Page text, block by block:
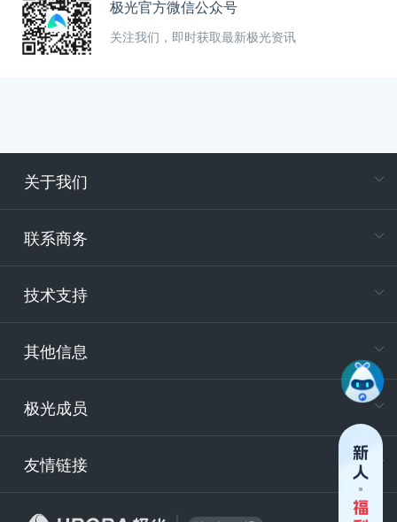
极光官方微信公众号
关注我们，即时获取最新极光资讯
关于我们
联系商务
技术支持
其他信息
极光成员
友情链接
电
400-
技
安